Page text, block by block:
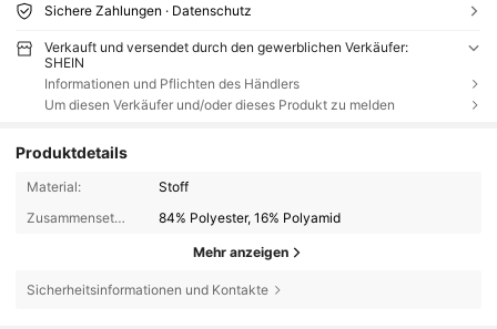
Sichere Zahlungen · Datenschutz
Verkauft und versendet durch den gewerblichen Verkäufer:
SHEIN
Informationen und Pflichten des Händlers
Um diesen Verkäufer und/oder dieses Produkt zu melden
Produktdetails
Material:
Stoff
Zusammensetzung:
84% Polyester, 16% Polyamid
Mehr anzeigen
Sicherheitsinformationen und Kontakte